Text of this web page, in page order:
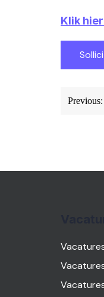
Klik
Previous: